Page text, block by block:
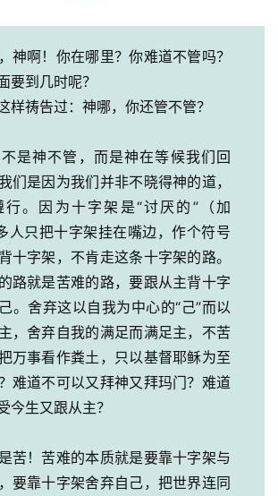
神啊！你在哪里？你难道不管吗？
要到几时呢？
样祷告过：神哪，你还管不管？
是神不管，而是神在等候我们回
们是因为我们并非不晓得神的道，
。因为十字架是“讨厌的”（加
人只把十字架挂在嘴边，作个符号
十字架，不肯走这条十字架的路。
路就是苦难的路，要跟从主背十字
。舍弃这以自我为中心的“己”而以
，舍弃自我的满足而满足主，不苦
万事看作粪土，只以基督耶稣为至
难道不可以又拜神又拜玛门？难道
今生又跟从主？
苦！苦难的本质就是要靠十字架与
要靠十字架舍弃自己，把世界连同